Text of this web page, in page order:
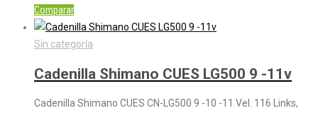
Comparar
Sin categoría
Cadenilla Shimano CUES LG500 9 -11v
Cadenilla Shimano CUES CN-LG500 9 -10 -11 Vel. 116 Links,